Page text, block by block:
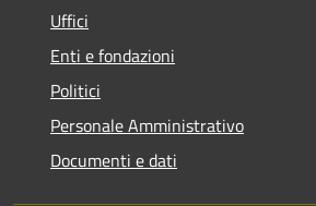
Uffici
Enti e fondazioni
Politici
Personale Amministrativo
Documenti e dati